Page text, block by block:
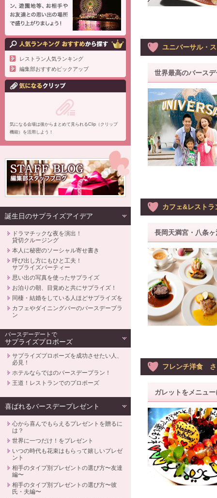
ユニバーサル・
世界最高のバース
カフェ&レス
長岡天満宮・八条
フレンチ洋食 さ
ガレットをメニュ
レストラン人気ランキング
編集部おすすめピックアップ
気になる会場は後からまとめて見られるClip（クリップ
機能）を活用しよう！
誕生日のサプライズアイデア
ドラマチックな夜を演出！
貸切クルージング
本人に秘密のソーシャル寄せ書き
呼び出し方にもひと工夫！
サプライズパーティー
思い出の写真を使ったサプライズ
お泊りの朝、目覚めと共にサプライズ！
同棲・結婚をしている人ほどサプライズを
カフェやダイニングバーのバースデープラ
ン
バースデーデートで
サプライズプロポーズ
サプライズプロポーズを成功させたい人、
必見！
ホテルならではのバースデープラン！
王道！レストランでのプロポーズ
喜ばれるバースデープレゼント
心から喜んでもらえるプレゼントを贈るに
は？
世界に一つだけ！をプレゼント
いつの時代も花束はもらって嬉しいプレゼ
ント
相手のタイプ別プレゼントの選び方〜友達
編〜
相手のタイプ別プレゼントの選び方〜彼
氏・夫編〜